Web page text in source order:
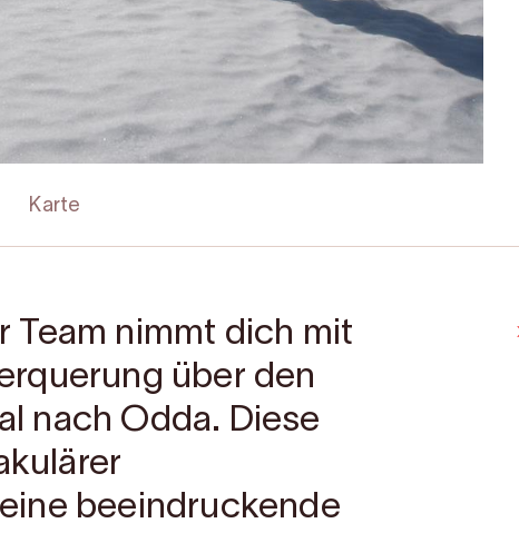
Karte
Team nimmt dich mit
über den
nach Odda. Diese
beeindruckende